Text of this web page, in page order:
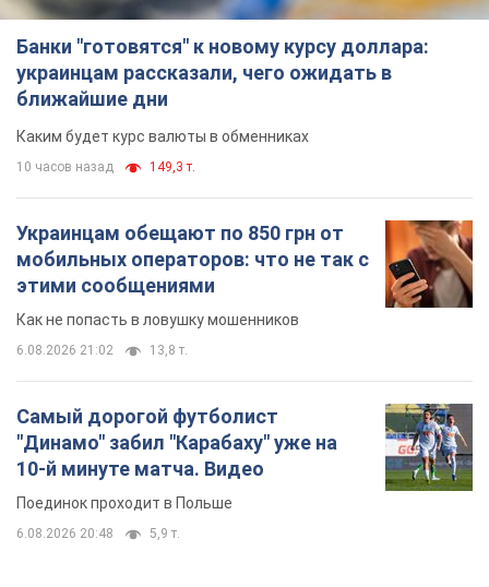
Банки "готовятся" к новому курсу доллара:
украинцам рассказали, чего ожидать в
ближайшие дни
Каким будет курс валюты в обменниках
10 часов назад 149,3 т.
Украинцам обещают по 850 грн от
мобильных операторов: что не так с
этими сообщениями
Как не попасть в ловушку мошенников
6.08.2026 21:02 13,8 т.
Самый дорогой футболист
"Динамо" забил "Карабаху" уже на
10-й минуте матча. Видео
Поединок проходит в Польше
6.08.2026 20:48 5,9 т.